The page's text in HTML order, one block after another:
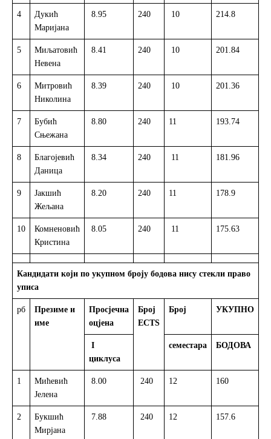
4
Дукић
Маријана
8.95 240 10 214.8
5
Миљатовић
Невена
8.41 240 10 201.84
6
Митровић
Николина
8.39 240 10 201.36
7
Бубић
Сњежана
8.80 240 11 193.74
8
Благојевић
Даница
8.34 240 11 181.96
9
Јакшић
Жељана
8.20 240 11 178.9
10
Комненовић
Кристина
8.05 240 11 175.63
Кандидати који по укупном броју бодова нису стекли право
уписа
рб
Презиме и
име
Просјечна
оцјена
Број
ECTS
Број УКУПНО
I
циклуса
семестара БОДОВА
1
Мићевић
Јелена
8.00 240 12 160
2
Букшић
Мирјана
7.88 240 12 157.6